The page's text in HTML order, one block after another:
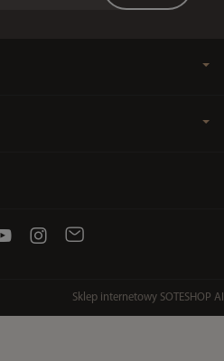
Sklep internetowy SOTESHOP AI